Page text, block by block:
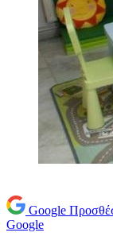
Google
Google